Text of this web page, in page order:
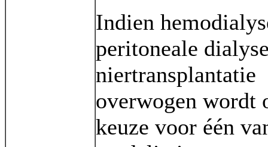
Indien
peritoneale
niertransplantatie
overwogen wordt
keuze voor één